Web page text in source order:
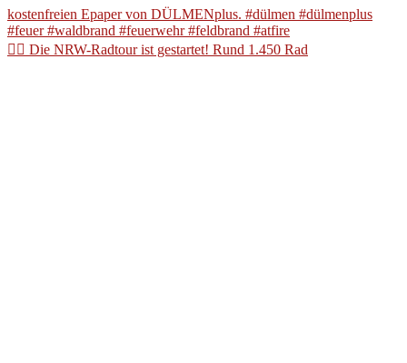
🚴‍♀️ Die NRW-Radtour ist gestartet! Rund 1.450 Rad